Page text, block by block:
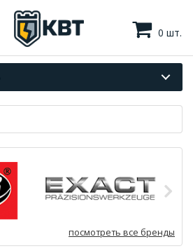
0 шт.
посмотреть все бренды